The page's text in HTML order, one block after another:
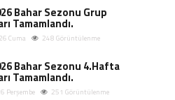
Bahar Sezonu Grup
Tamamlandı.
Cuma 248 Görüntülenme
Bahar Sezonu 4.Hafta
Tamamlandı.
Perşembe 251 Görüntülenme